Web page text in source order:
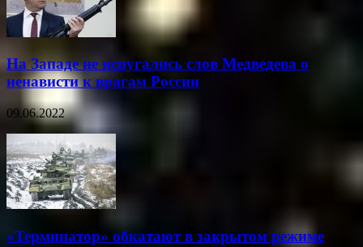
На Западе не испугались слов Медведева о
ненависти к врагам России
09.06.2022
«Терминатор» обкатают в закрытом режиме